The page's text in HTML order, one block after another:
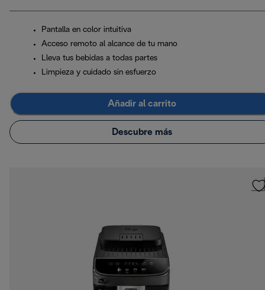
Pantalla en color intuitiva
Acceso remoto al alcance de tu mano
Lleva tus bebidas a todas partes
Limpieza y cuidado sin esfuerzo
Añadir al carrito
Descubre más